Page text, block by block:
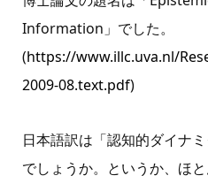
Information」でした。
(https://www.illc.uva.nl/
2009-08.text.pdf)
日本語訳は「認知的ダイナ
でしょうか。というか、ほ